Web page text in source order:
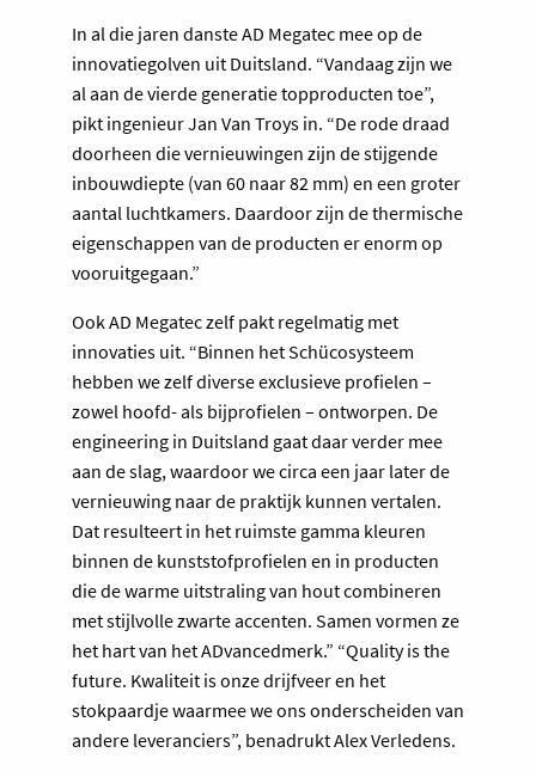
In al die jaren danste AD Megatec mee op de
innovatiegolven uit Duitsland. “Vandaag zijn we
al aan de vierde generatie topproducten toe”,
pikt ingenieur Jan Van Troys in. “De rode draad
doorheen die vernieuwingen zijn de stijgende
inbouwdiepte (van 60 naar 82 mm) en een groter
aantal luchtkamers. Daardoor zijn de thermische
eigenschappen van de producten er enorm op
vooruitgegaan.”
Ook AD Megatec zelf pakt regelmatig met
innovaties uit. “Binnen het Schücosysteem
hebben we zelf diverse exclusieve profielen –
zowel hoofd- als bijprofielen – ontworpen. De
engineering in Duitsland gaat daar verder mee
aan de slag, waardoor we circa een jaar later de
vernieuwing naar de praktijk kunnen vertalen.
Dat resulteert in het ruimste gamma kleuren
binnen de kunststofprofielen en in producten
die de warme uitstraling van hout combineren
met stijlvolle zwarte accenten. Samen vormen ze
het hart van het ADvancedmerk.” “Quality is the
future. Kwaliteit is onze drijfveer en het
stokpaardje waarmee we ons onderscheiden van
andere leveranciers”, benadrukt Alex Verledens.